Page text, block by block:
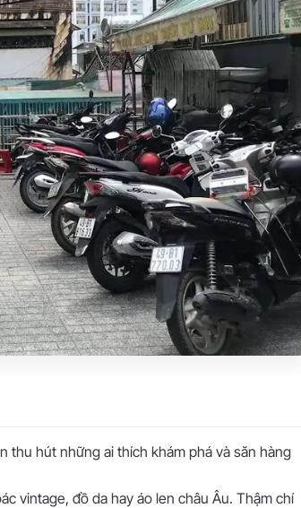
thu hút những ai thích khám phá và săn hàng
vintage, đồ da hay áo len châu Âu. Thậm chí